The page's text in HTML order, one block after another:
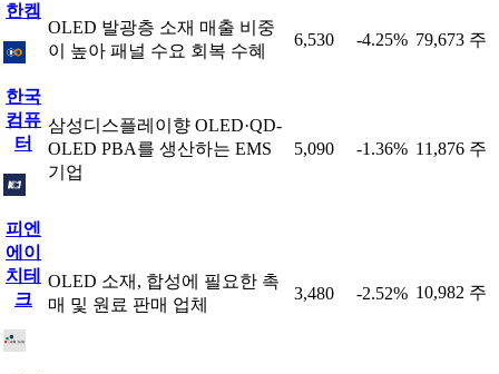
한켐
OLED 발광층 소재 매출 비중
이 높아 패널 수요 회복 수혜
6,530 -4.25% 79,673 주
한국
컴퓨
터
삼성디스플레이향 OLED·QD-
OLED PBA를 생산하는 EMS
기업
5,090 -1.36% 11,876 주
피엔
에이
치테
크
OLED 소재, 합성에 필요한 촉
매 및 원료 판매 업체
3,480 -2.52% 10,982 주